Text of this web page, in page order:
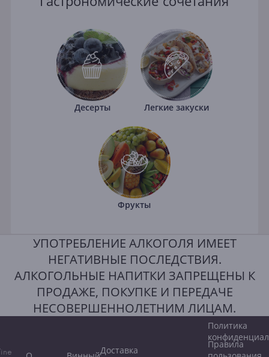
Десерты Легкие закуски
Фрукты
УПОТРЕБЛЕНИЕ АЛКОГОЛЯ ИМЕЕТ
НЕГАТИВНЫЕ ПОСЛЕДСТВИЯ.
АЛКОГОЛЬНЫЕ НАПИТКИ ЗАПРЕЩЕНЫ К
ПРОДАЖЕ, ПОКУПКЕ И ПЕРЕДАЧЕ
НЕСОВЕРШЕННОЛЕТНИМ ЛИЦАМ.
Доставка
Политика
Правила